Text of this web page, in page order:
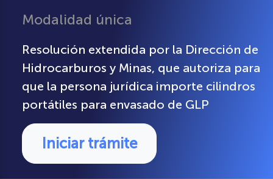
Modalidad única
Resolución extendida por la Dirección de
Hidrocarburos y Minas, que autoriza para
que la persona jurídica importe cilindros
portátiles para envasado de GLP
Iniciar trámite